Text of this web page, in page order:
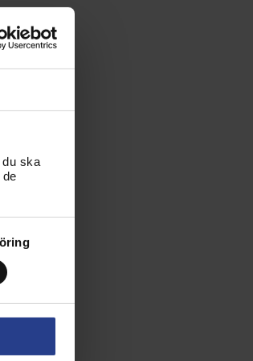
du ska